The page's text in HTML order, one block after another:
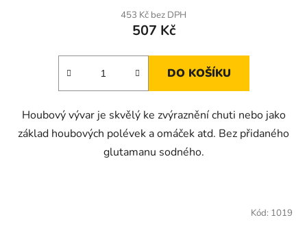
453 Kč bez DPH
507 Kč
DO KOŠÍKU
Houbový vývar je skvělý ke zvýraznění chuti nebo jako
základ houbových polévek a omáček atd. Bez přidaného
glutamanu sodného.
Kód: 1019